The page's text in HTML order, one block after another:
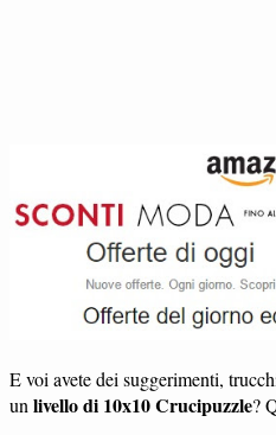
E voi avete dei suggerimenti,
un livello di 10x10 Crucipuzzle?